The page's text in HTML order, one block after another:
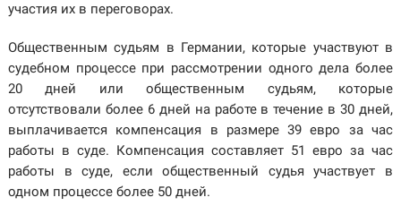
участия их в переговорах.
Общественным судьям в Германии, которые участвуют в
судебном процессе при рассмотрении одного дела более
20 дней или общественным судьям, которые
отсутствовали более 6 дней на работе в течение в 30 дней,
выплачивается компенсация в размере 39 евро за час
работы в суде. Компенсация составляет 51 евро за час
работы в суде, если общественный судья участвует в
одном процессе более 50 дней.